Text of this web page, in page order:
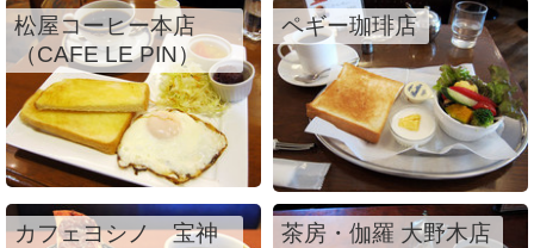
松屋コーヒー本店
（CAFE LE PIN）
ペギー珈琲店
カフェヨシノ 宝神
茶房・伽羅 大野木店